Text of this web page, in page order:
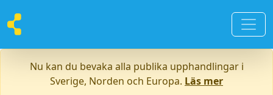
Nu kan du bevaka alla publika upphandlingar i
Sverige, Norden och Europa. Läs mer